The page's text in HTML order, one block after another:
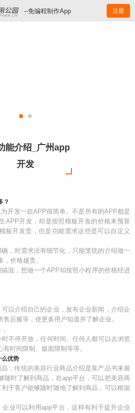
--免编程制作App 注册
能介绍_广州app
开发
？
开发一款APP很简单。不是所有的APP都是
APP开发，却是按照模板开发的价格来预算
板开发贵，但是功能需求这些是可以自定义
，对需求没有细节化，只能笼统的介绍做一
价格越贵。
混，想做一个APP却按照小程序的价格经进
以介绍自己的企业，发布企业新闻，介绍企
后服等，使更多用户知道并了解企业。
不停开放，任何时间、任何人都可以去浏览
时间限制、版面限制等等。
么优势
，传统的美容行业商品介绍是靠产品书来展
随时了解到商品，在app平台，可以把美容商
于客户能够随时随地了解到商品，可以根据
业可以利用app平台，这样有利于提升企业